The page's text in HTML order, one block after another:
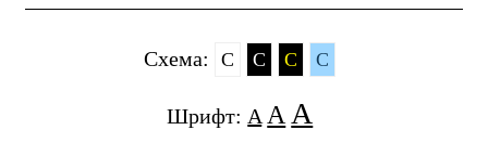
Cхема: C C C C
Шрифт: A A A